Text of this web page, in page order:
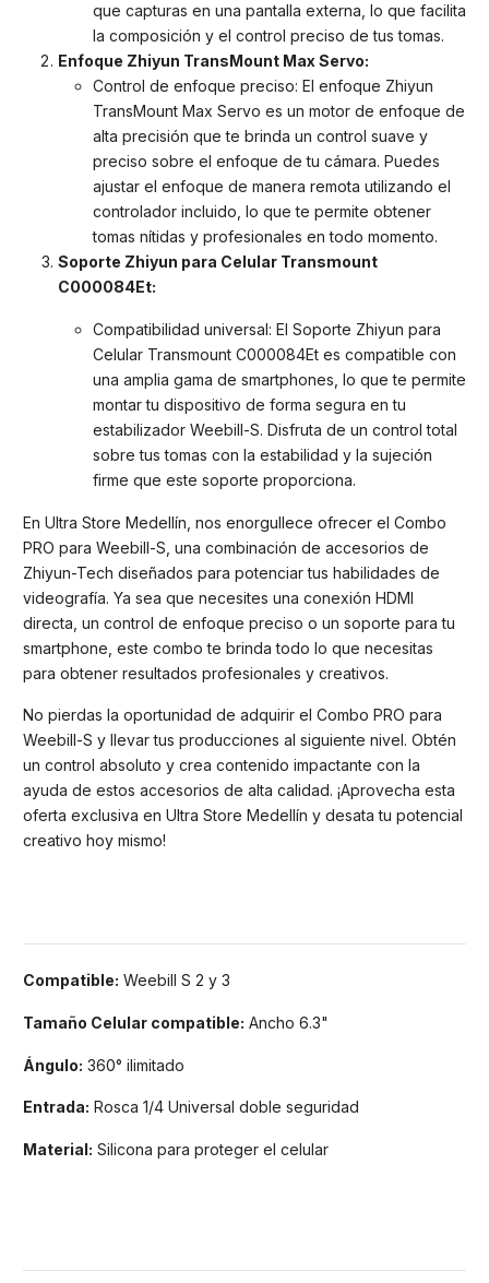
que capturas en una pantalla externa, lo que facilita
la composición y el control preciso de tus tomas.
Enfoque Zhiyun TransMount Max Servo:
Control de enfoque preciso: El enfoque Zhiyun
TransMount Max Servo es un motor de enfoque de
alta precisión que te brinda un control suave y
preciso sobre el enfoque de tu cámara. Puedes
ajustar el enfoque de manera remota utilizando el
controlador incluido, lo que te permite obtener
tomas nítidas y profesionales en todo momento.
Soporte Zhiyun para Celular Transmount
C000084Et:
Compatibilidad universal: El Soporte Zhiyun para
Celular Transmount C000084Et es compatible con
una amplia gama de smartphones, lo que te permite
montar tu dispositivo de forma segura en tu
estabilizador Weebill-S. Disfruta de un control total
sobre tus tomas con la estabilidad y la sujeción
firme que este soporte proporciona.
En Ultra Store Medellín, nos enorgullece ofrecer el Combo
PRO para Weebill-S, una combinación de accesorios de
Zhiyun-Tech diseñados para potenciar tus habilidades de
videografía. Ya sea que necesites una conexión HDMI
directa, un control de enfoque preciso o un soporte para tu
smartphone, este combo te brinda todo lo que necesitas
para obtener resultados profesionales y creativos.
No pierdas la oportunidad de adquirir el Combo PRO para
Weebill-S y llevar tus producciones al siguiente nivel. Obtén
un control absoluto y crea contenido impactante con la
ayuda de estos accesorios de alta calidad. ¡Aprovecha esta
oferta exclusiva en Ultra Store Medellín y desata tu potencial
creativo hoy mismo!
Compatible: Weebill S 2 y 3
Tamaño Celular compatible: Ancho 6.3"
Ángulo: 360° ilimitado
Entrada: Rosca 1/4 Universal doble seguridad
Material: Silicona para proteger el celular